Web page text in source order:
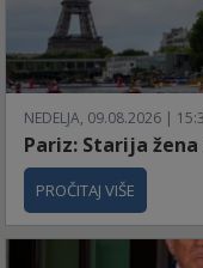
NEDELJA, 09.08.2026 |
Pariz: Starija
PROČITAJ VIŠE